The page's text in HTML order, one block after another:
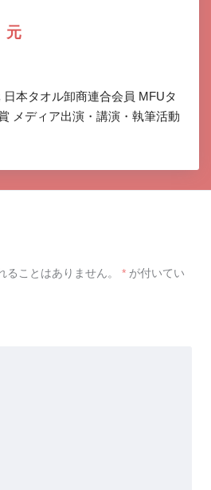
本タオル卸商連合会員 MFUタ
メディア出演・講演・執筆活動
ることはありません。 * が付いてい